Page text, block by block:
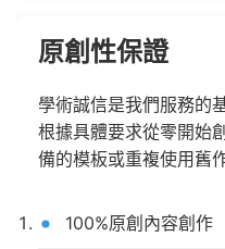
原創性保證
學術誠信是我們服務的
根據具體要求從零開始
備的模板或重複使用舊
100%原創內容創作